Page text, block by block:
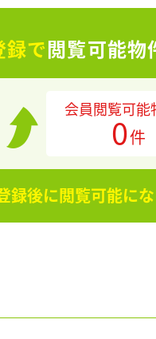
録で閲覧可能物
会員閲覧可能
0件
録後に閲覧可能に